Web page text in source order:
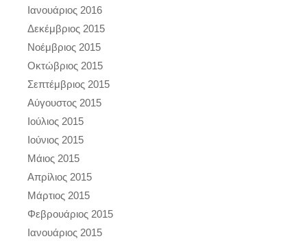
Ιανουάριος 2016
Δεκέμβριος 2015
Νοέμβριος 2015
Οκτώβριος 2015
Σεπτέμβριος 2015
Αύγουστος 2015
Ιούλιος 2015
Ιούνιος 2015
Μάιος 2015
Απρίλιος 2015
Μάρτιος 2015
Φεβρουάριος 2015
Ιανουάριος 2015